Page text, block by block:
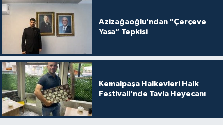
Azizağaoğlu’ndan “Çerçeve
Yasa” Tepkisi
Kemalpaşa Halkevleri Halk
Festivali’nde Tavla Heyecanı